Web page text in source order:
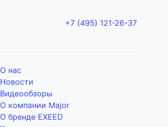
+7 (495) 121-26-37
О нас
Новости
Видеообзоры
О компании Major
О бренде EXEED